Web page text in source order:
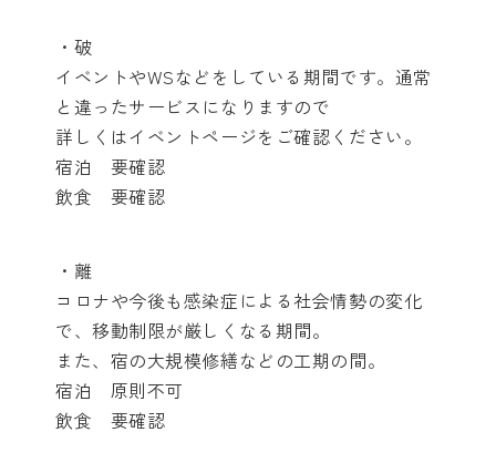
・破
イベントやWSなどをしている期間です。通常
と違ったサービスになりますので
詳しくはイベントページをご確認ください。
宿泊 要確認
飲食 要確認
・離
コロナや今後も感染症による社会情勢の変化
で、移動制限が厳しくなる期間。
また、宿の大規模修繕などの工期の間。
宿泊 原則不可
飲食 要確認